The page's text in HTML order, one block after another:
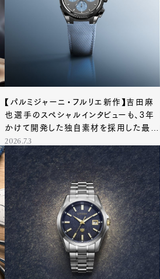
【パルミジャーニ・フルリエ新作】吉田麻
也選手のスペシャルインタビューも、3年
かけて開発した独自素材を採用した最新
クロノグラフ
2026.7.3